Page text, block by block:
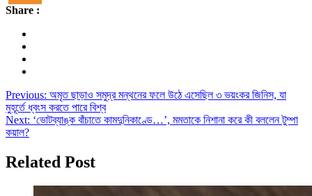
Share :
Post
navigation
Previous: অমৃত ছাড়াও সমুদ্র মন্থনের ফলে উঠে এসেছিল ৩ ভয়ংকর জিনিস, যা
মুহূর্তে ধ্বংস করতে পারে বিশ্ব
Next: ‘ভোটব্যাঙ্ক বাঁচাতে কামদুনিকাণ্ডে…’, মমতাকে নিশানা করে কী বললেন টুম্পা
কয়াল?
Related Post